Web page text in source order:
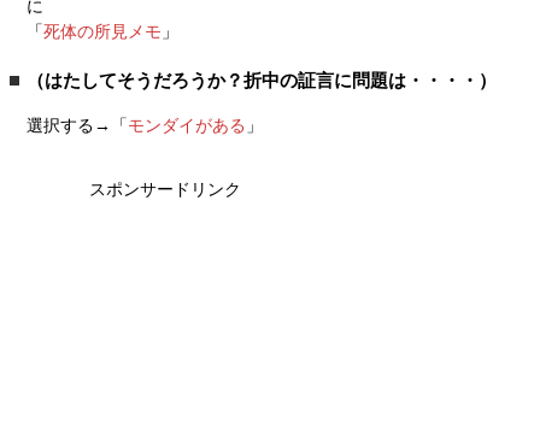
に
「死体の所見メモ 」
（はたしてそうだろうか？折中の証言に問題は・・・・）
選択する→「モンダイがある 」
スポンサードリンク